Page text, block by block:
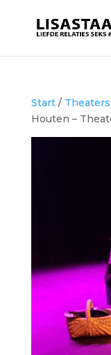
Start/
Houten –